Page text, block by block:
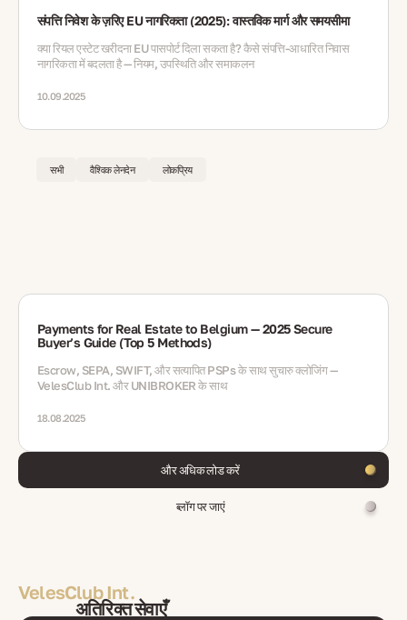
संपत्ति निवेश के ज़रिए EU नागरिकता (2025): वास्तविक मार्ग और समयसीमा
क्या रियल एस्टेट खरीदना EU पासपोर्ट दिला सकता है? कैसे संपत्ति-आधारित निवास
नागरिकता में बदलता है — नियम, उपस्थिति और समाकलन
10.09.2025
सभी वैश्विक लेनदेन लोकप्रिय
Payments for Real Estate to Belgium — 2025 Secure
Buyer’s Guide (Top 5 Methods)
Escrow, SEPA, SWIFT, और सत्यापित PSPs के साथ सुचारु क्लोजिंग —
VelesClub Int. और UNIBROKER के साथ
18.08.2025
और अधिक लोड करें
ब्लॉग पर जाएं
VelesClub Int.
अतिरिक्त सेवाएँ